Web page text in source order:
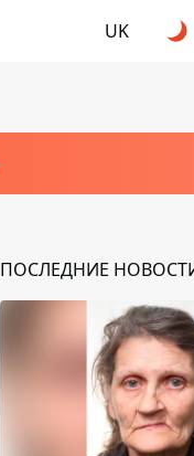
UK
ПОСЛЕДНИЕ